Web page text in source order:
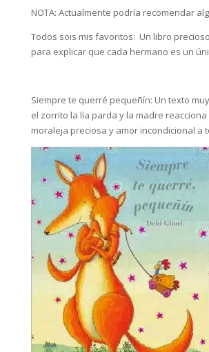
NOTA: Actualmente podría recomendar
Todos sois mis favoritos: Un libro
para explicar que cada hermano es un
Siempre te querré pequeñín: Un texto
el zorrito la lía parda y la madre reacciona
moraleja preciosa y amor incondicional a